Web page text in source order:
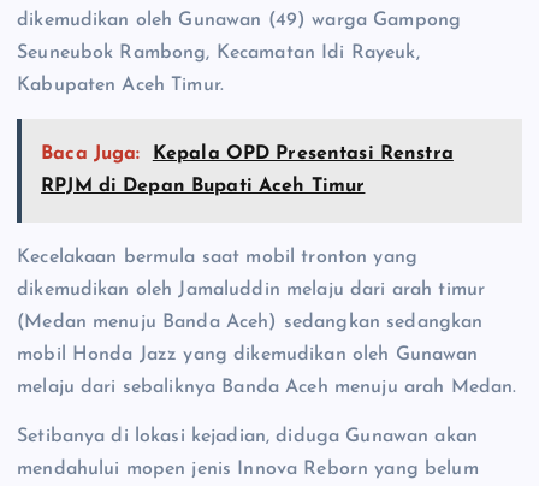
dikemudikan oleh Gunawan (49) warga Gampong
Seuneubok Rambong, Kecamatan Idi Rayeuk,
Kabupaten Aceh Timur.
Baca Juga:
Kepala OPD Presentasi Renstra
RPJM di Depan Bupati Aceh Timur
Kecelakaan bermula saat mobil tronton yang
dikemudikan oleh Jamaluddin melaju dari arah timur
(Medan menuju Banda Aceh) sedangkan sedangkan
mobil Honda Jazz yang dikemudikan oleh Gunawan
melaju dari sebaliknya Banda Aceh menuju arah Medan.
Setibanya di lokasi kejadian, diduga Gunawan akan
mendahului mopen jenis Innova Reborn yang belum